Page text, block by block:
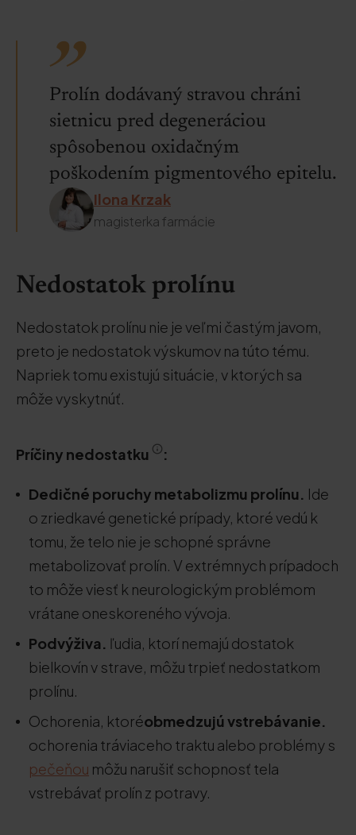
Prolín dodávaný stravou chráni
sietnicu pred degeneráciou
spôsobenou oxidačným
poškodením pigmentového epitelu.
Ilona Krzak
magisterka farmácie
Nedostatok prolínu
Nedostatok prolínu nie je veľmi častým javom,
preto je nedostatok výskumov na túto tému.
Napriek tomu existujú situácie, v ktorých sa
môže vyskytnúť.
Príčiny nedostatku :
Dedičné poruchy metabolizmu prolínu. Ide
o zriedkavé genetické prípady, ktoré vedú k
tomu, že telo nie je schopné správne
metabolizovať prolín. V extrémnych prípadoch
to môže viesť k neurologickým problémom
vrátane oneskoreného vývoja.
Podvýživa. ľudia, ktorí nemajú dostatok
bielkovín v strave, môžu trpieť nedostatkom
prolínu.
Ochorenia, ktoréobmedzujú vstrebávanie.
ochorenia tráviaceho traktu alebo problémy s
pečeňou môžu narušiť schopnosť tela
vstrebávať prolín z potravy.